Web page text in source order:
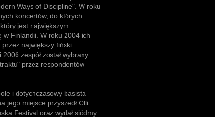
Ways of Discipline". W roku
koncertów, do których
jest największym
w Finlandii. W roku 2004 ich
przez największy fiński
zespół został wybrany
przez respondentów
i dotychczasowy basista
jego miejsce przyszedł Olli
Festival oraz wydał siódmy